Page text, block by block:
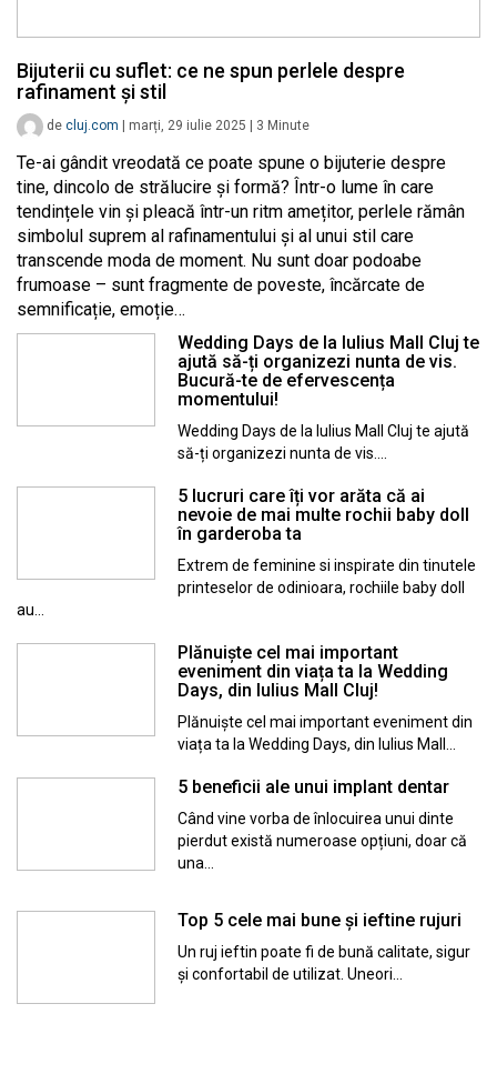
Bijuterii cu suflet: ce ne spun perlele despre
rafinament și stil
de cluj.com marți, 29 iulie 2025 3 Minute
Te-ai gândit vreodată ce poate spune o bijuterie despre
tine, dincolo de strălucire și formă? Într-o lume în care
tendințele vin și pleacă într-un ritm amețitor, perlele rămân
simbolul suprem al rafinamentului și al unui stil care
transcende moda de moment. Nu sunt doar podoabe
frumoase – sunt fragmente de poveste, încărcate de
semnificație, emoție…
Wedding Days de la Iulius Mall Cluj te
ajută să-ți organizezi nunta de vis.
Bucură-te de efervescența
momentului!
Wedding Days de la Iulius Mall Cluj te ajută
să-ți organizezi nunta de vis.…
5 lucruri care îți vor arăta că ai
nevoie de mai multe rochii baby doll
în garderoba ta
Extrem de feminine si inspirate din tinutele
printeselor de odinioara, rochiile baby doll
au…
Plănuiște cel mai important
eveniment din viața ta la Wedding
Days, din Iulius Mall Cluj!
Plănuiște cel mai important eveniment din
viața ta la Wedding Days, din Iulius Mall…
5 beneficii ale unui implant dentar
Când vine vorba de înlocuirea unui dinte
pierdut există numeroase opțiuni, doar că
una…
Top 5 cele mai bune și ieftine rujuri
Un ruj ieftin poate fi de bună calitate, sigur
și confortabil de utilizat. Uneori…